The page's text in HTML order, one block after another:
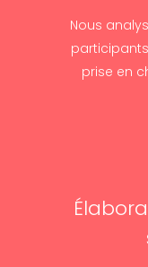
Nous
prise en